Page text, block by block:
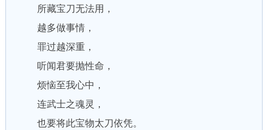
所藏宝刀无法用，
越多做事情，
罪过越深重，
听闻君要抛性命，
烦恼至我心中，
连武士之魂灵，
也要将此宝物太刀依凭。